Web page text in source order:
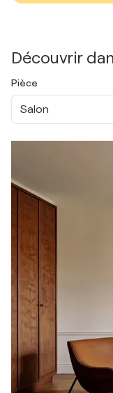
Découvrir
Pièce
Salon